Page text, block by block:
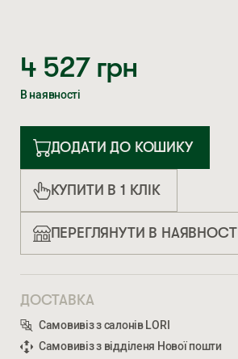
4 527 грн
В наявності
ДОДАТИ ДО КОШИКУ
КУПИТИ В 1 КЛІК
ПЕРЕГЛЯНУТИ В НАЯВНОСТІ
ДОСТАВКА
Самовивіз з салонів LORI
Самовивіз з відділеня Нової пошти
НОВЕ